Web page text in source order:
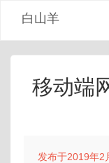
白山羊
移动端
发布于2019年2